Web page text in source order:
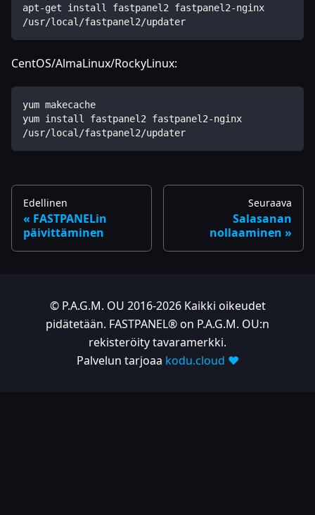
apt-get install fastpanel2 fastpanel2-nginx
/usr/local/fastpanel2/updater
CentOS/AlmaLinux/RockyLinux:
yum makecache
yum install fastpanel2 fastpanel2-nginx
/usr/local/fastpanel2/updater
Edellinen
FASTPANELin
päivittäminen
Seuraava
Salasanan
nollaaminen
© P.A.G.M. OU 2016-2026 Kaikki oikeudet
pidätetään. FASTPANEL® on P.A.G.M. OU:n
rekisteröity tavaramerkki.
Palvelun tarjoaa kodu.cloud ❤️